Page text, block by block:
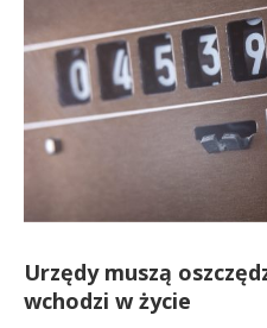
Urzędy muszą
wchodzi w życie